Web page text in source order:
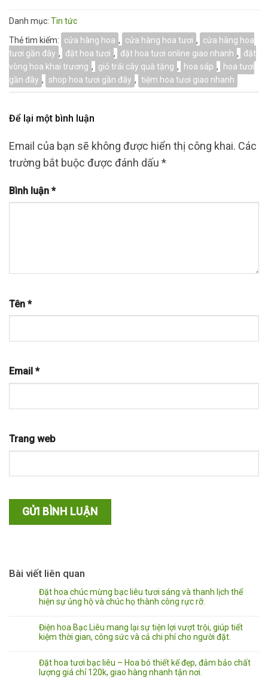
Danh mục: Tin tức
Thẻ tìm kiếm:
cửa hàng hoa , cửa hàng hoa tươi ,
cửa hàng hoa
tươi gần đây , đặt hoa tươi , đặt hoa tươi online giao nhanh ,
đặt
vòng hoa khai trương , giỏ trái cây quà tặng , hoa sáp ,
hoa tươi
gần đây , shop hoa tươi gần đây , tiệm hoa tươi giao nhanh
Để lại một bình luận
Email của bạn sẽ không được hiển thị công khai. Các
trường bắt buộc được đánh dấu *
Bình luận *
Tên *
Email *
Trang web
Bài viết liên quan
Đặt hoa chúc mừng bạc liêu tươi sáng và thanh lịch thể
hiện sự ủng hộ và chúc họ thành công rực rỡ.
Điện hoa Bạc Liêu mang lại sự tiện lợi vượt trội, giúp tiết
kiệm thời gian, công sức và cả chi phí cho người đặt.
Đặt hoa tươi bạc liêu – Hoa bó thiết kế đẹp, đảm bảo chất
lượng giá chỉ 120k, giao hàng nhanh tận nơi.